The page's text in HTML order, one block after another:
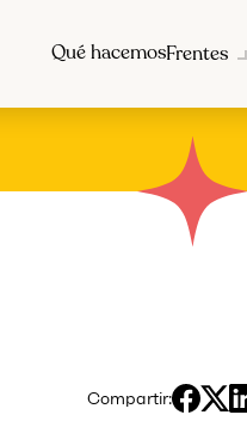
Qué hacemosFrentes
Compartir: